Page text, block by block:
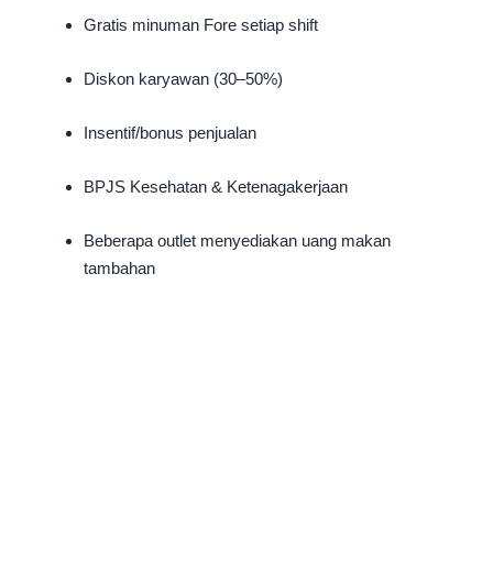
Gratis minuman Fore setiap shift
Diskon karyawan (30–50%)
Insentif/bonus penjualan
BPJS Kesehatan & Ketenagakerjaan
Beberapa outlet menyediakan uang makan
tambahan